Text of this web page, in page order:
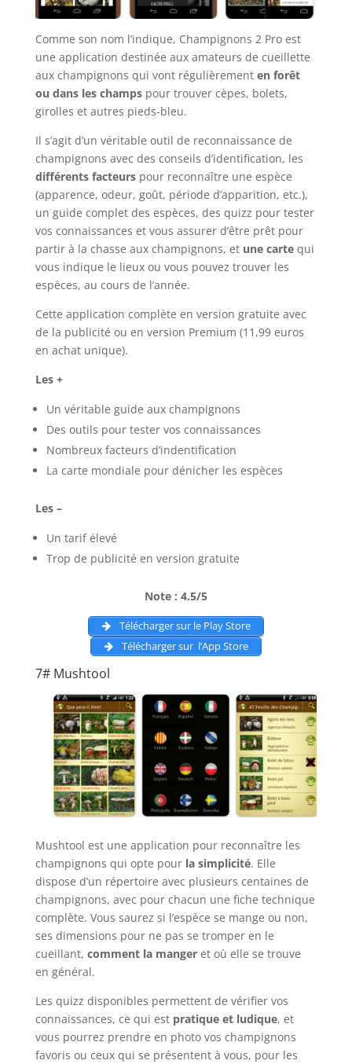
Comme son nom l’indique, Champignons 2 Pro est
une application destinée aux amateurs de cueillette
aux champignons qui vont régulièrement en forêt
ou dans les champspour trouver cèpes, bolets,
girolles et autres pieds-bleu.
Il s’agit d’un véritable outil de reconnaissance de
champignons avec des conseils d’identification, les
différents facteurspour reconnaître une espèce
(apparence, odeur, goût, période d’apparition, etc.),
un guide complet des espèces, des quizz pour tester
vos connaissances et vous assurer d’être prêt pour
partir à la chasse aux champignons, et une cartequi
vous indique le lieux ou vous pouvez trouver les
espèces, au cours de l’année.
Cette application complète en version gratuite avec
de la publicité ou en version Premium (11,99 euros
en achat unique).
Les +
Un véritable guide aux champignons
Des outils pour tester vos connaissances
Nombreux facteurs d’indentification
La carte mondiale pour dénicher les espèces
Les –
Un tarif élevé
Trop de publicité en version gratuite
Note : 4.5/5
Télécharger sur le Play Store
Télécharger sur l’App Store
7# Mushtool
Mushtool est une application pour reconnaître les
champignons qui opte pour la simplicité. Elle
dispose d’un répertoire avec plusieurs centaines de
champignons, avec pour chacun une fiche technique
complète. Vous saurez si l’espèce se mange ou non,
ses dimensions pour ne pas se tromper en le
cueillant, comment la mangeret où elle se trouve
en général.
Les quizz disponibles permettent de vérifier vos
connaissances, ce qui est pratique et ludique, et
vous pourrez prendre en photo vos champignons
favoris ou ceux qui se présentent à vous, pour les